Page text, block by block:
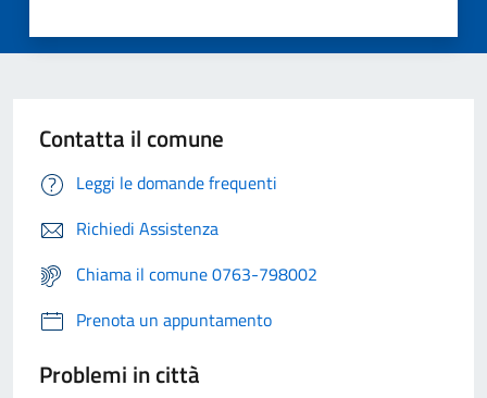
Contatta il comune
Leggi le domande frequenti
Richiedi Assistenza
Chiama il comune 0763-798002
Prenota un appuntamento
Problemi in città